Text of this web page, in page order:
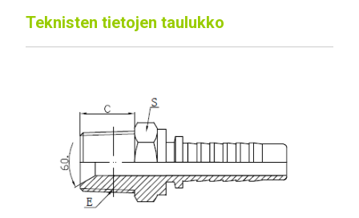
Teknisten tietojen taulukko